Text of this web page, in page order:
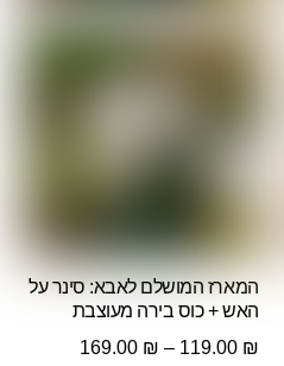
המארז המושלם לאבא: סינר על
האש + כוס בירה מעוצבת
119.00 ₪
–
169.00 ₪